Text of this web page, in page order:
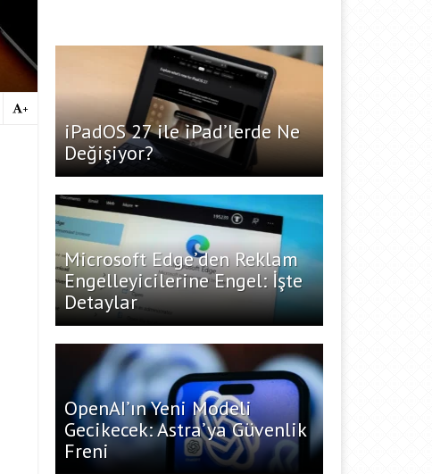
+
iPadOS 27 ile iPad’lerde Ne
Değişiyor?
Microsoft Edge’den Reklam
Engelleyicilerine Engel: İşte
Detaylar
OpenAI’ın Yeni Modeli
Gecikecek: Astra’ya Güvenlik
Freni